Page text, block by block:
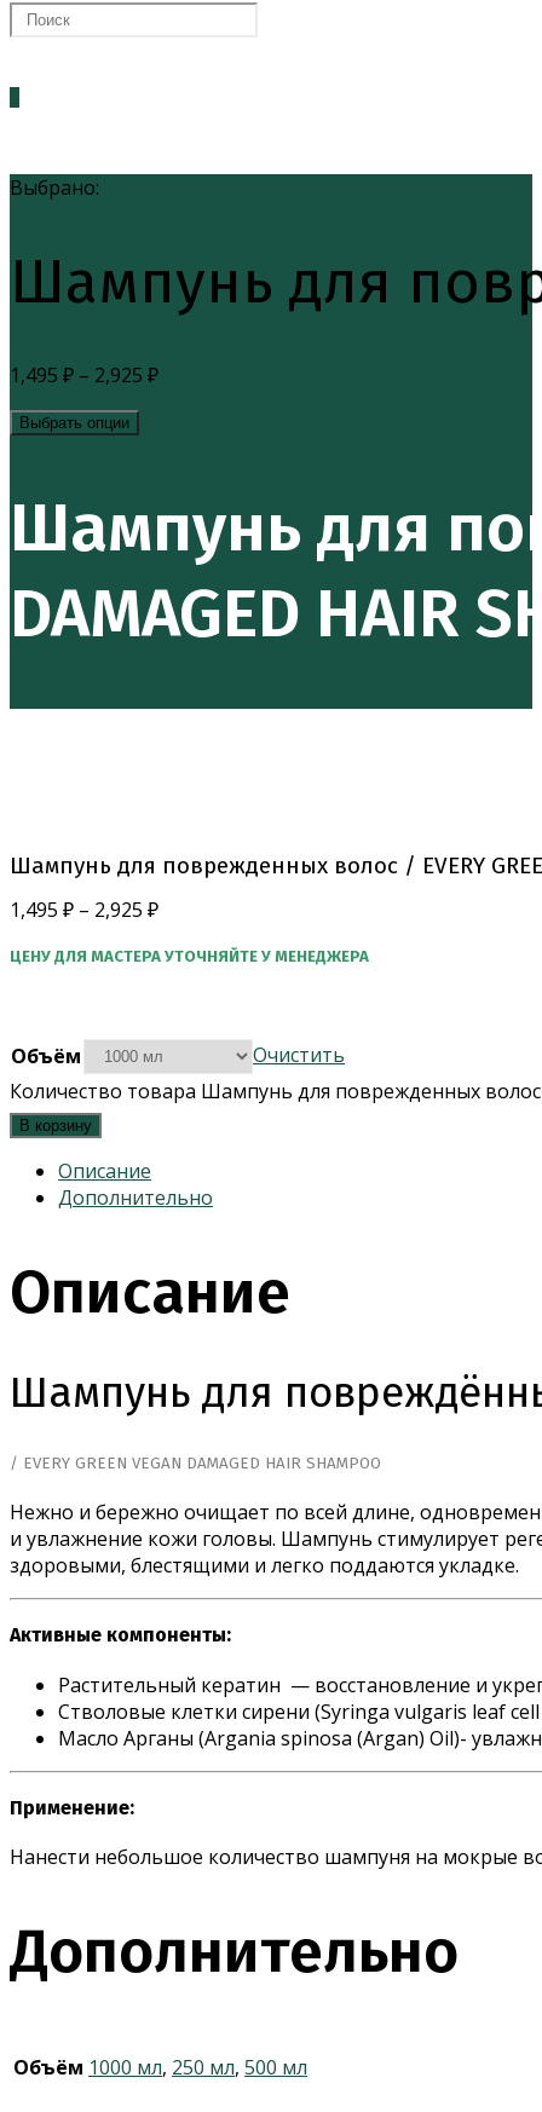
Выбрано:
Шампунь для
1,495 ₽ – 2,925 ₽
Выбрать опции
Шампунь для
DAMAGED HAIR
Шампунь для поврежденных волос / EVERY
1,495 ₽ – 2,925 ₽
ЦЕНУ ДЛЯ МАСТЕРА УТОЧНЯЙТЕ У МЕНЕДЖЕРА
Объём
Очистить
Количество товара Шампунь для поврежденных волос /
В корзину
Описание
Дополнительно
Описание
Шампунь для
/ EVERY GREEN VEGAN DAMAGED HAIR SHAMPOO
Нежно и бережно очищает по всей длине,
и увлажнение кожи головы. Шампунь стимулирует
здоровыми, блестящими и легко поддаются укладке.
Активные компоненты:
Растительный кератин — восстановление и
Стволовые клетки сирени (Syringa vulgaris leaf
Масло Арганы (Argania spinosa (Argan) Oil)-
Применение:
Нанести небольшое количество шампуня на мокрые
Дополнительно
Объём 1000 мл, 250 мл, 500 мл